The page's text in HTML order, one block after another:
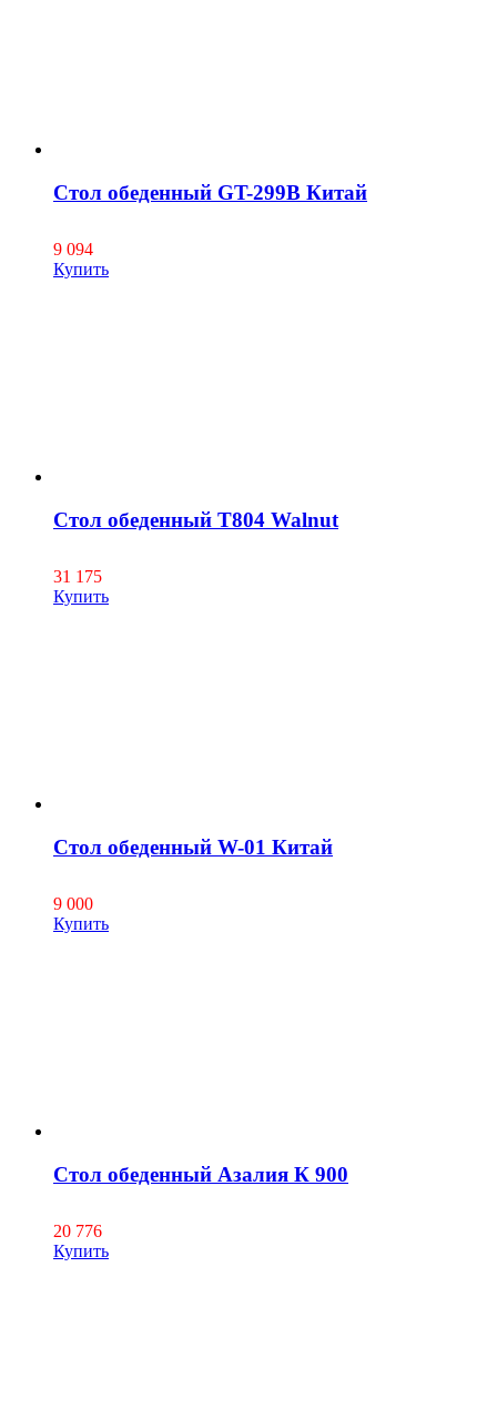
Стол обеденный GT-299B Китай
9 094
Купить
Стол обеденный T804 Walnut
31 175
Купить
Стол обеденный W-01 Китай
9 000
Купить
Стол обеденный Азалия К 900
20 776
Купить